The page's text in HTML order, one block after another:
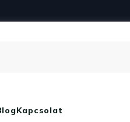
Kapcsolat